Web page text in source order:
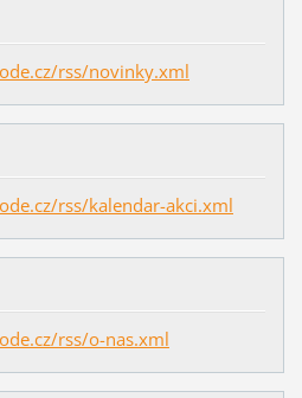
rss/novinky.xml
rss/kalendar-akci.xml
rss/o-nas.xml